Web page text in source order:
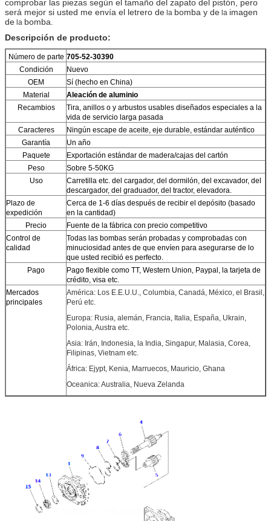
comprobar las piezas según el tamaño del zapato del pistón, pero
será mejor si usted me envía el letrero de la bomba y de la imagen
de la bomba.
Descripción de producto:
Número de parte 705-52-30390
Condición
Nuevo
OEM
Sí (hecho en China)
Material
Aleación de aluminio
Recambios
Tira, anillos o y arbustos usables diseñados especiales a la
vida de servicio larga pasada
Caracteres
Ningún escape de aceite, eje durable, estándar auténtico
Garantía
Un año
Paquete
Exportación estándar de madera/cajas del cartón
Peso
Sobre 5-50KG
Uso
Carretilla etc. del cargador, del dormilón, del excavador, del
descargador, del graduador, del tractor, elevadora.
Plazo de
expedición
Cerca de 1-6 días después de recibir el depósito (basado
en la cantidad)
Precio
Fuente de la fábrica con precio competitivo
Control de
calidad
Todas las bombas serán probadas y comprobadas con
minuciosidad antes de que envíen para asegurarse de lo
que usted recibió es perfecto.
Pago
Pago flexible como TT, Western Union, Paypal, la tarjeta de
crédito, visa etc.
Mercados
principales
América: Los E.E.U.U., Columbia, Canadá, México, el Brasil,
Perú etc.
Europa: Rusia, alemán, Francia, Italia, España, Ukrain,
Polonia, Austra etc.
Asia: Irán, Indonesia, la India, Singapur, Malasia, Corea,
Filipinas, Vietnam etc.
África: Ejypt, Kenia, Marruecos, Mauricio, Ghana
Oceanica: Australia, Nueva Zelanda